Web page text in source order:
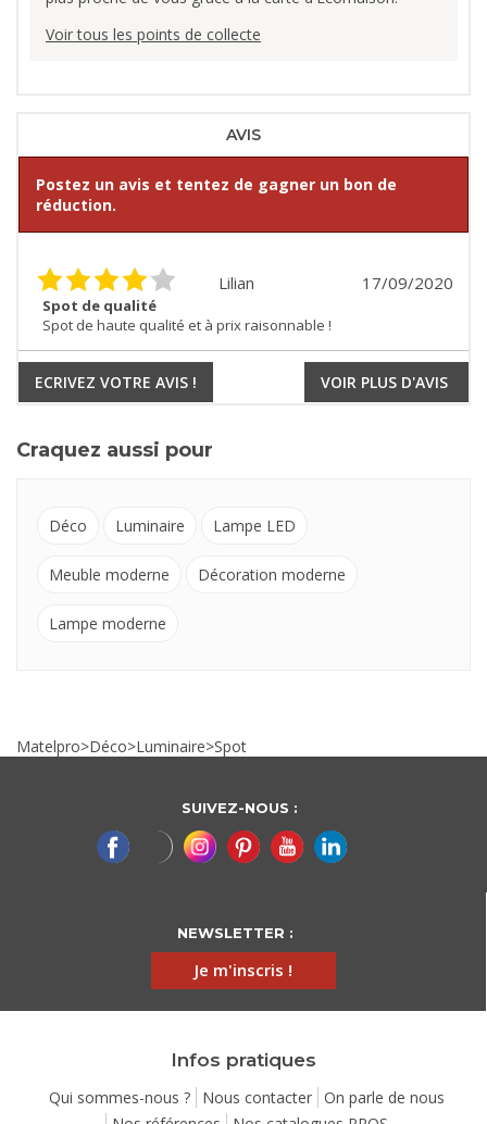
Voir tous les points de collecte
AVIS
Postez un avis et tentez de gagner un bon de
réduction.
17/09/2020
Lilian
Spot de qualité
Spot de haute qualité et à prix raisonnable !
ECRIVEZ VOTRE AVIS ! VOIR PLUS D'AVIS
Craquez aussi pour
Déco Luminaire Lampe LED
Meuble moderne Décoration moderne
Lampe moderne
Matelpro>Déco>Luminaire>Spot
SUIVEZ-NOUS :
NEWSLETTER :
Je m'inscris !
Infos pratiques
Qui sommes-nous ? Nous contacter
On parle de nous